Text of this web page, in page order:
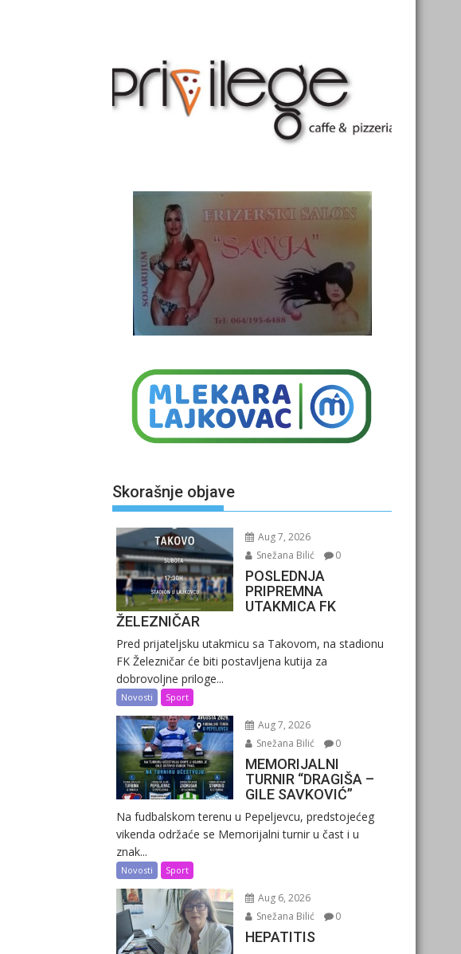
Skorašnje objave
Aug 7, 2026
Snežana Bilić
0
POSLEDNJA
PRIPREMNA
UTAKMICA FK
ŽELEZNIČAR
Pred prijateljsku utakmicu sa Takovom, na stadionu
FK Železničar će biti postavljena kutija za
dobrovoljne priloge...
Novosti Sport
Aug 7, 2026
Snežana Bilić
0
MEMORIJALNI
TURNIR “DRAGIŠA –
GILE SAVKOVIĆ”
Na fudbalskom terenu u Pepeljevcu, predstojećeg
vikenda održaće se Memorijalni turnir u čast i u
znak...
Novosti Sport
Aug 6, 2026
Snežana Bilić
0
HEPATITIS